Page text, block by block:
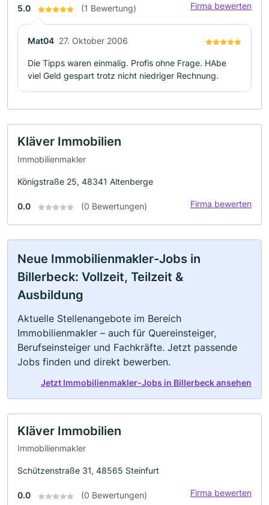
5.0 (1 Bewertung) Firma bewerten
Mat04 27. Oktober 2006
Die Tipps waren einmalig. Profis ohne Frage. HAbe
viel Geld gespart trotz nicht niedriger Rechnung.
Kläver Immobilien
Immobilienmakler
Königstraße 25, 48341 Altenberge
0.0 (0 Bewertungen) Firma bewerten
Neue Immobilienmakler-Jobs in
Billerbeck: Vollzeit, Teilzeit &
Ausbildung
Aktuelle Stellenangebote im Bereich
Immobilienmakler – auch für Quereinsteiger,
Berufseinsteiger und Fachkräfte. Jetzt passende
Jobs finden und direkt bewerben.
Jetzt Immobilienmakler-Jobs in Billerbeck ansehen
Kläver Immobilien
Immobilienmakler
Schützenstraße 31, 48565 Steinfurt
0.0 (0 Bewertungen) Firma bewerten